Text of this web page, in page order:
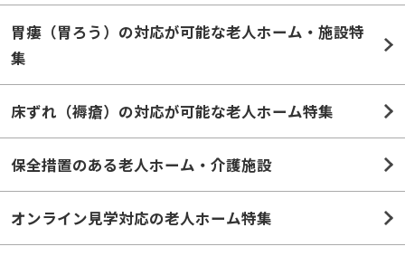
胃瘻（胃ろう）の対応が可能な老人ホーム・施設特
集
床ずれ（褥瘡）の対応が可能な老人ホーム特集
保全措置のある老人ホーム・介護施設
オンライン見学対応の老人ホーム特集